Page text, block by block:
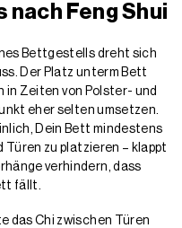
Feng Shui
Bettgestells dreht sich
Der Platz unterm Bett
in Zeiten von Polster- und
eher selten umsetzen.
Dein Bett mindestens
Türen zu platzieren – klappt
verhindern, dass
fällt.
das Chi zwischen Türen